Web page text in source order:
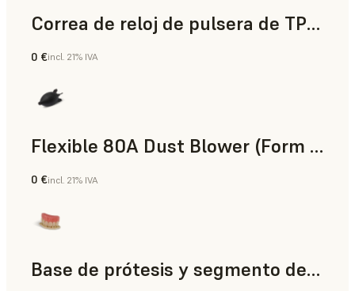
Correa de reloj de pulsera de TPU 90A Powder
Polvo para SLS
0 €incl. 21% IVA
Flexible 80A Dust Blower (Form 4)
0 €incl. 21% IVA
Base de prótesis y segmento de diente